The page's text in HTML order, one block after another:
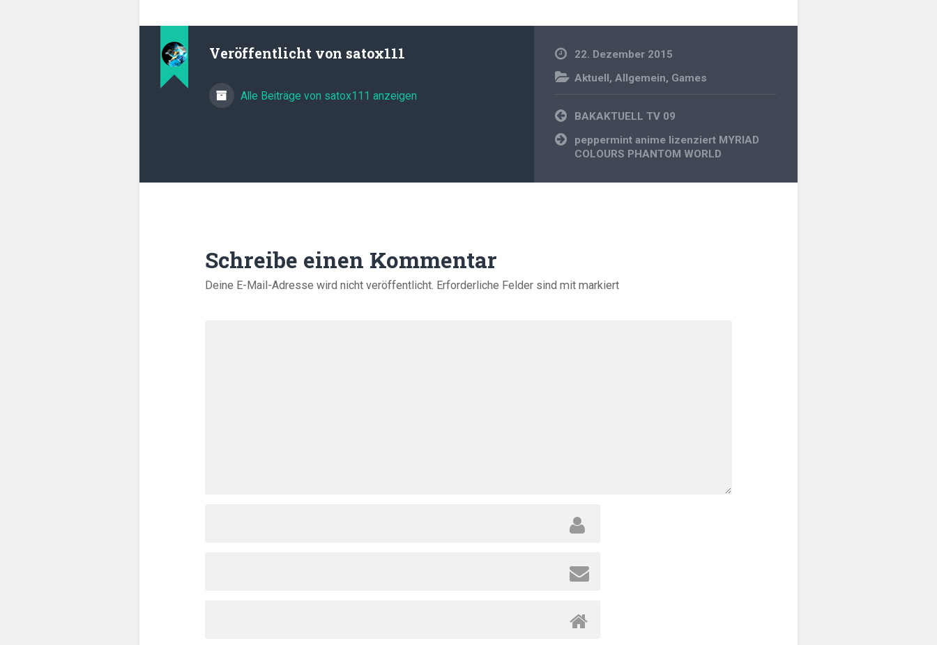
Veröffentlicht von satox111
Alle Beiträge von satox111 anzeigen
22. Dezember 2015
Aktuell,Allgemein, Games
Beitragsnavigation
BAKAKTUELL TV 09
peppermint anime lizenziert MYRIAD
COLOURS PHANTOM WORLD
Schreibe einen Kommentar
Deine E-Mail-Adresse wird nicht veröffentlicht. Erforderliche Felder sind mitmarkiert